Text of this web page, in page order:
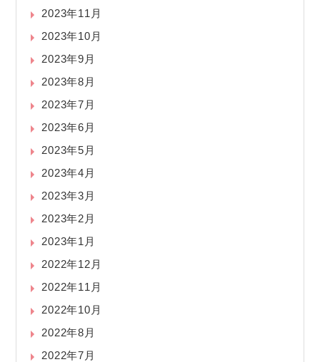
2023年11月
2023年10月
2023年9月
2023年8月
2023年7月
2023年6月
2023年5月
2023年4月
2023年3月
2023年2月
2023年1月
2022年12月
2022年11月
2022年10月
2022年8月
2022年7月